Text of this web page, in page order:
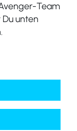
Team
unten